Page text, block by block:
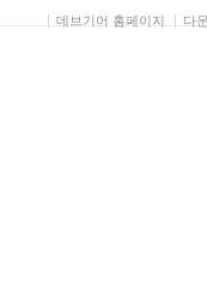
데브기어 홈페이지 다